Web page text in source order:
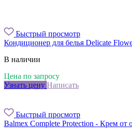
Быстрый просмотр
Кондиционер для белья Delicate
В наличии
Цена по запросу
Узнать цену Написать
Быстрый просмотр
Balmex Complete Protection - Крем от